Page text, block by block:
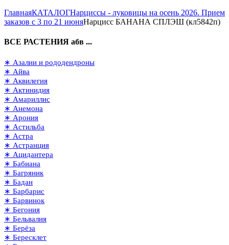
ГлавнаяКАТАЛОГНарциссы - луковицы на осень 2026. Прием
заказов с 3 по 21 июняНарцисс БАНАНА СПЛЭШ (кл5842п)
ВСЕ РАСТЕНИЯ абв ...
∗ Азалии и рододендроны
∗ Айва
∗ Аквилегия
∗ Актинидия
∗ Амариллис
∗ Анемона
∗ Арония
∗ Астильба
∗ Астра
∗ Астранция
∗ Ацидантера
∗ Бабиана
∗ Багряник
∗ Бадан
∗ Барбарис
∗ Барвинок
∗ Бегония
∗ Бельвалия
∗ Берёза
∗ Бересклет